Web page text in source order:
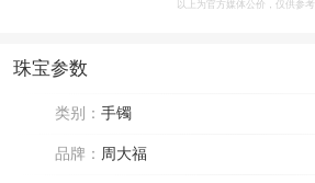
以上为官方媒体公价，仅供参考
珠宝参数
类别： 手镯
品牌： 周大福